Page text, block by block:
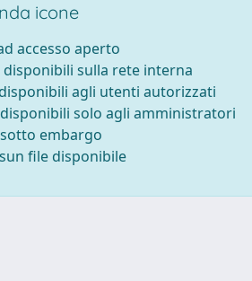
icone
accesso aperto
disponibili sulla rete interna
agli utenti autorizzati
solo agli amministratori
embargo
file disponibile